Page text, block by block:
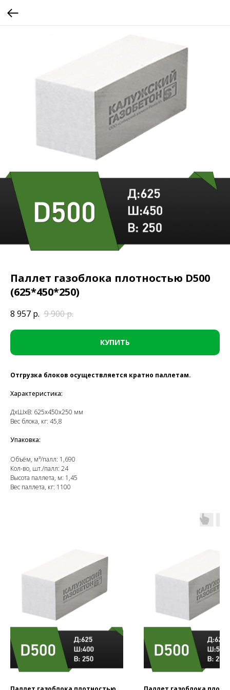
Паллет газоблока плотностью D500
(625*450*250)
8 957 р. 9 900р.
КУПИТЬ
Отгрузка блоков осуществляется кратно паллетам.
Характеристика:
ДxШxВ: 625x450x250 мм
Вес блока, кг: 45,8
Упаковка:
Объём, м³/палл: 1,690
Кол-во, шт./палл: 24
Высота паллета, м: 1,45
Вес паллета, кг: 1100